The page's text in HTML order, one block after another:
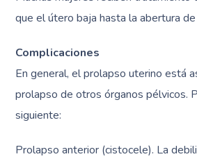
que el útero baja hasta la abertura de
Complicaciones
En general, el prolapso uterino está
prolapso de otros órganos pélvicos.
siguiente:
Prolapso anterior (cistocele). La